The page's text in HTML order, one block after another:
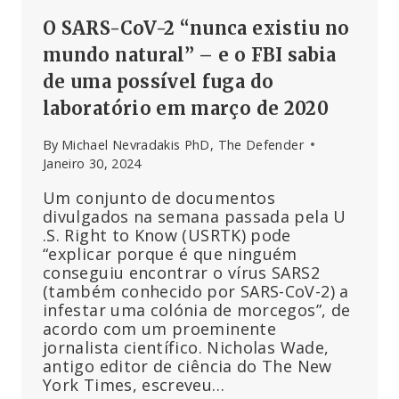
O SARS-CoV-2 “nunca existiu no
mundo natural” – e o FBI sabia
de uma possível fuga do
laboratório em março de 2020
By Michael Nevradakis PhD, The Defender
Janeiro 30, 2024
Um conjunto de documentos
divulgados na semana passada pela U
.S. Right to Know (USRTK) pode
“explicar porque é que ninguém
conseguiu encontrar o vírus SARS2
(também conhecido por SARS-CoV-2) a
infestar uma colónia de morcegos”, de
acordo com um proeminente
jornalista científico. Nicholas Wade,
antigo editor de ciência do The New
York Times, escreveu…